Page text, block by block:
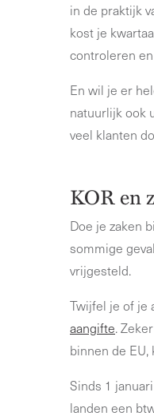
in de praktijk
kost je
controleren
En wil je er
natuurlijk ook
veel klanten
KOR en
Doe je zaken
sommige
vrijgesteld.
Twijfel je of je
aangifte.
binnen de
Sinds 1
landen een